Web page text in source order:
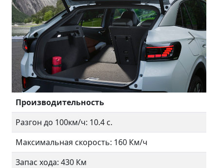
Предыдущий
Производительность
Разгон до 100км/ч: 10.4 с.
Максимальная скорость: 160 Км/ч
Запас хода: 430 Км